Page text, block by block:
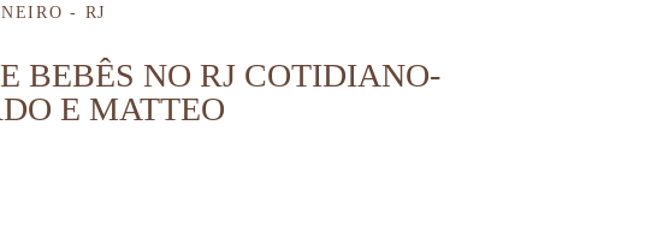
- RJ
BEBÊS NO RJ COTIDIANO-
E MATTEO